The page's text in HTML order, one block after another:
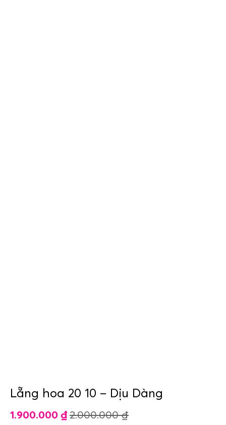
Lẵng hoa 20 10 – Dịu Dàng
1.900.000 ₫ 2.000.000₫